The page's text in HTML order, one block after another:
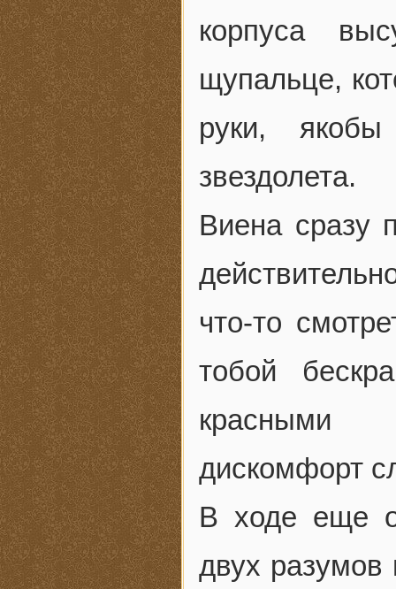
корпуса
щупальце,
руки,
звездолета.
Виена сразу
что-то
тобой
красными
дискомфорт
В ходе еще
двух